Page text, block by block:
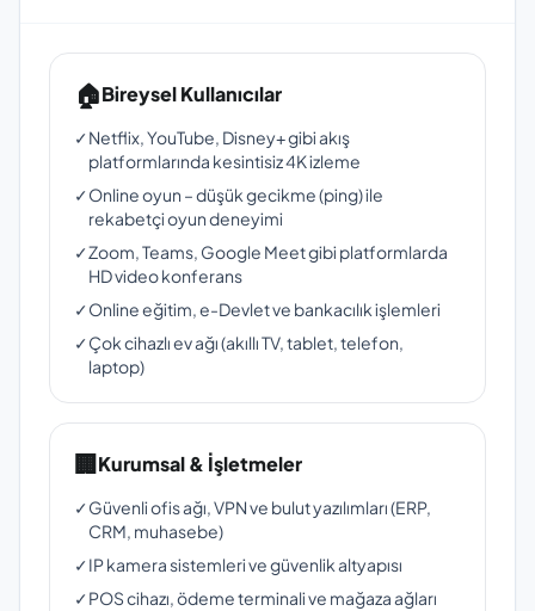
🏠Bireysel Kullanıcılar
✓Netflix, YouTube, Disney+ gibi akış
platformlarında kesintisiz 4K izleme
✓Online oyun – düşük gecikme (ping) ile
rekabetçi oyun deneyimi
✓Zoom, Teams, Google Meet gibi platformlarda
HD video konferans
✓Online eğitim, e-Devlet ve bankacılık işlemleri
✓Çok cihazlı ev ağı (akıllı TV, tablet, telefon,
laptop)
🏢Kurumsal & İşletmeler
✓Güvenli ofis ağı, VPN ve bulut yazılımları (ERP,
CRM, muhasebe)
✓IP kamera sistemleri ve güvenlik altyapısı
✓POS cihazı, ödeme terminali ve mağaza ağları